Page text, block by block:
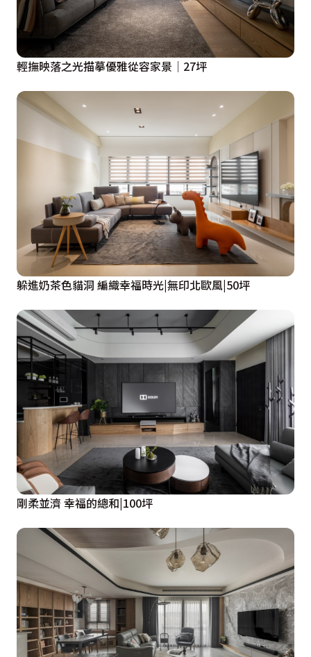
輕撫映落之光描摹優雅從容家景│27坪
躲進奶茶色貓洞 編織幸福時光|無印北歐風|50坪
剛柔並濟 幸福的總和|100坪